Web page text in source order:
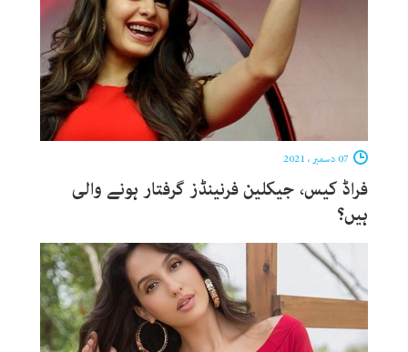
فراڈ کیس، جیکلین فرنینڈز گرفتار ہونے والی
ہیں؟